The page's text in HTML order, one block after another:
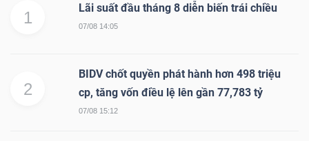
1
Lãi suất đầu tháng 8 diễn biến trái chiều
07/08 14:05
2
BIDV chốt quyền phát hành hơn 498 triệu
cp, tăng vốn điều lệ lên gần 77,783 tỷ
07/08 15:12
SẢN
chứng
khoán